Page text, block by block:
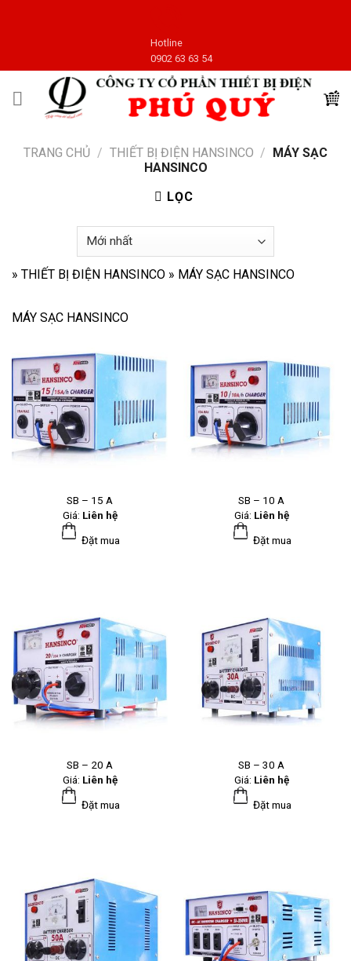
Hotline
0902 63 63 54
TRANG CHỦ / THIẾT BỊ ĐIỆN HANSINCO / MÁY SẠC
HANSINCO
LỌC
» THIẾT BỊ ĐIỆN HANSINCO » MÁY SẠC HANSINCO
MÁY SẠC HANSINCO
SB – 15 A
Giá: Liên hệ
Đặt mua
SB – 10 A
Giá: Liên hệ
Đặt mua
SB – 20 A
Giá: Liên hệ
Đặt mua
SB – 30 A
Giá: Liên hệ
Đặt mua